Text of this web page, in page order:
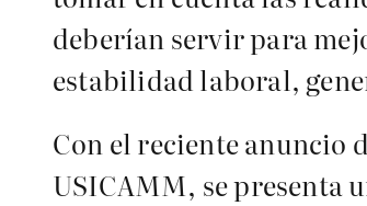
deberían servir para
estabilidad laboral,
Con el reciente anuncio
USICAMM, se presenta